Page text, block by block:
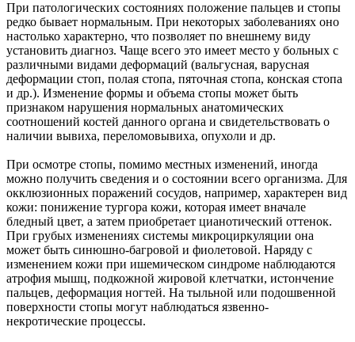
При патологических состояниях положение пальцев и стопы
редко бывает нормальным. При некоторых заболеваниях оно
настолько характерно, что позволяет по внешнему виду
установить диагноз. Чаще всего это имеет место у больных с
различными видами деформаций (вальгусная, варусная
деформации стоп, полая стопа, пяточная стопа, конская стопа
и др.). Изменение формы и объема стопы может быть
признаком нарушения нормальных анатомических
соотношений костей данного органа и свидетельствовать о
наличии вывиха, переломовывиха, опухоли и др.
При осмотре стопы, помимо местных изменений, иногда
можно получить сведения и о состоянии всего организма. Для
окклюзионных поражений сосудов, например, характерен вид
кожи: понижение тургора кожи, которая имеет вначале
бледный цвет, а затем приобретает цианотический оттенок.
При грубых изменениях системы микроциркуляции она
может быть синюшно-багровой и фиолетовой. Наряду с
изменением кожи при ишемическом синдроме наблюдаются
атрофия мышц, подкожной жировой клетчатки, истончение
пальцев, деформация ногтей. На тыльной или подошвенной
поверхности стопы могут наблюдаться язвенно-
некротические процессы.